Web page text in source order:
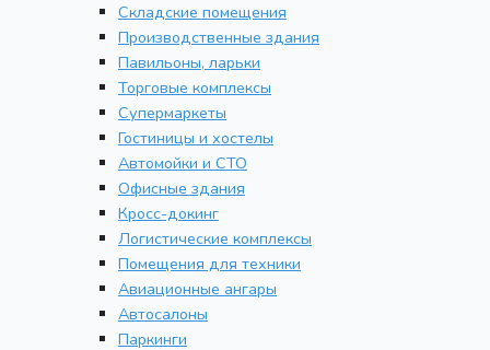
Складские помещения
Производственные здания
Павильоны, ларьки
Торговые комплексы
Супермаркеты
Гостиницы и хостелы
Автомойки и СТО
Офисные здания
Кросс-докинг
Логистические комплексы
Помещения для техники
Авиационные ангары
Автосалоны
Паркинги